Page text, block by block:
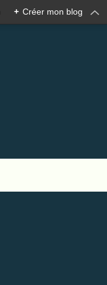
+ Créer mon blog